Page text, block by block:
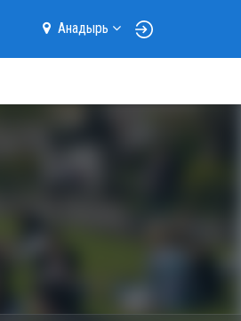
Анадырь